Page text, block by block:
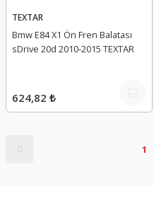
TEXTAR
Bmw E84 X1 Ön Fren Balatası
sDrive 20d 2010-2015 TEXTAR
624,82 ₺
1